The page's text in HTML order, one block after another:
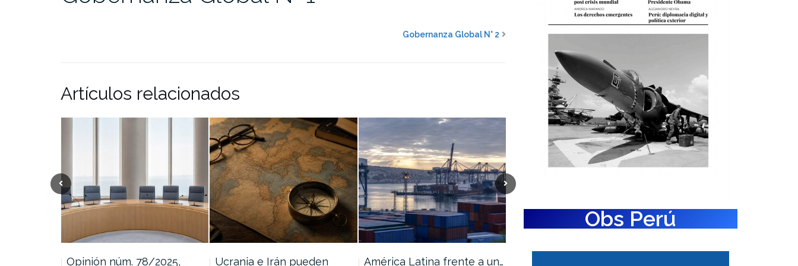
Gobernanza Global N° 2
Artículos relacionados
Opinión núm. 78/2025,
Ucrania e Irán pueden
América Latina frente a un…
Obs Perú